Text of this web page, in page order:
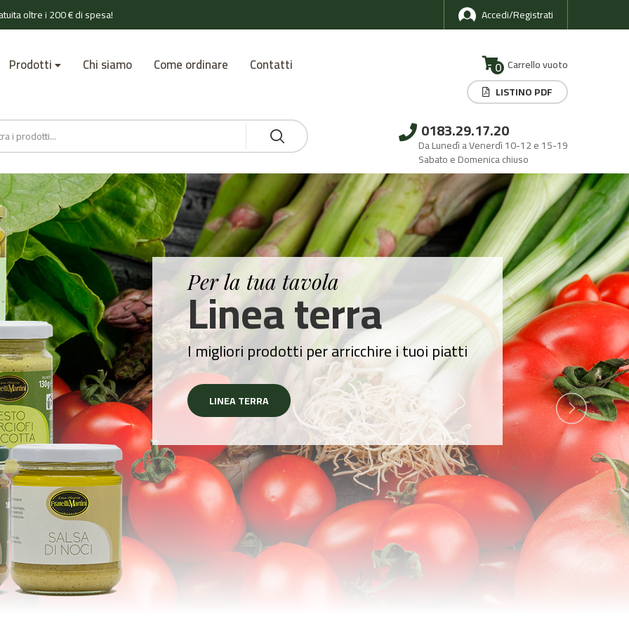
oltre i 200 € di spesa! Accedi/Registrati
Prodotti Chi siamo Come ordinare Contatti 0 Carrello vuoto
LISTINO PDF
0183.29.17.20
Da Lunedì a Venerdì 10-12 e 15-19
Sabato e Domenica chiuso
Per la tua tavola
Linea terra
I migliori prodotti per arricchire i tuoi piatti
LINEA TERRA